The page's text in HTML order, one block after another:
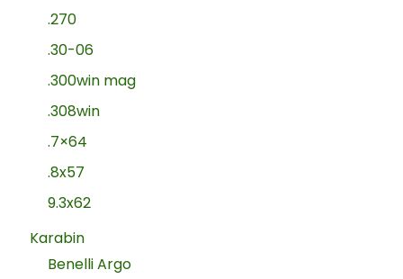
.270
.30-06
.300win mag
.308win
.7×64
.8x57
9.3x62
Karabin
Benelli Argo